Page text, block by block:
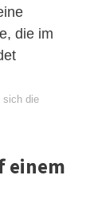
die im
sich die
einem